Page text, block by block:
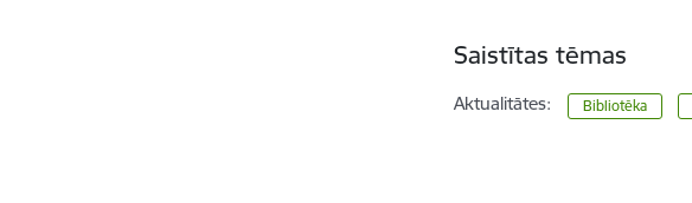
Saistītas tēmas
Aktualitātes: Bibliotēka